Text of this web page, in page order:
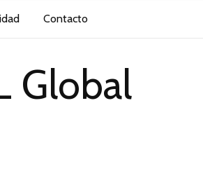
Contacto
Global